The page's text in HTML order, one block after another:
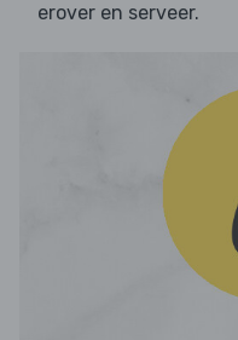
erover en serveer.